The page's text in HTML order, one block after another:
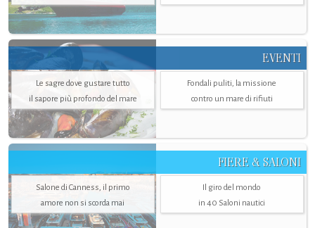
EVENTI
Le sagre dove gustare tutto
il sapore più profondo del mare
Fondali puliti, la missione
contro un mare di rifiuti
FIERE & SALONI
Salone di Canness, il primo
amore non si scorda mai
Il giro del mondo
in 40 Saloni nautici